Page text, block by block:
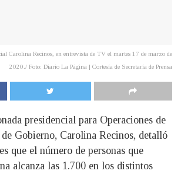
Carolina Recinos, en entrevista de TV el martes 17 de marzo de
2020./ Foto: Diario La Página | Cortesía de Secretaría de Prensa
presidencial para Operaciones de
Gobierno, Carolina Recinos, detalló
que el número de personas que
alcanza las 1.700 en los distintos